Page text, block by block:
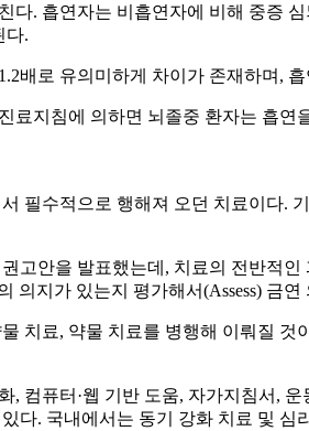
. 흡연자는 비흡연자에 비해 중증
다.
배로 유의미하게 차이가 존재하며,
료지침에 의하면 뇌졸중 환자는 흡
필수적으로 행해져 오던 치료이다.
고안을 발표했는데, 치료의 전반적
의지가 있는지 평가해서(Assess) 금
치료, 약물 치료를 병행해 이뤄질
컴퓨터·웹 기반 도움, 자가지침서,
다. 국내에서는 동기 강화 치료 및